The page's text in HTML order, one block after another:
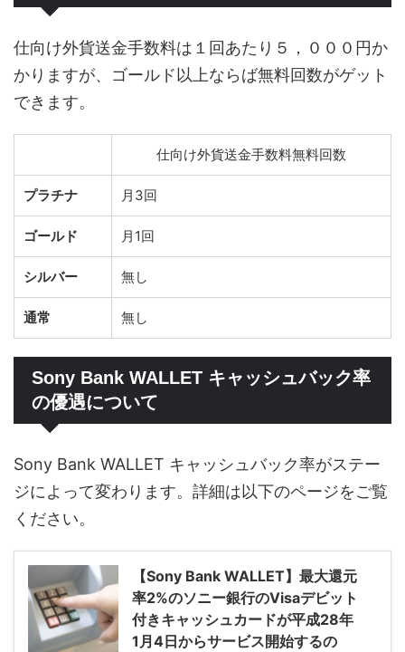
仕向け外貨送金手数料は１回あたり５，０００円か
かりますが、ゴールド以上ならば無料回数がゲット
できます。
仕向け外貨送金手数料無料回数
プラチナ 月3回
ゴールド 月1回
シルバー 無し
通常 無し
Sony Bank WALLET キャッシュバック率
の優遇について
Sony Bank WALLET キャッシュバック率がステー
ジによって変わります。詳細は以下のページをご覧
ください。
【Sony Bank WALLET】最大還元
率2%のソニー銀行のVisaデビット
付きキャッシュカードが平成28年
1月4日からサービス開始するの